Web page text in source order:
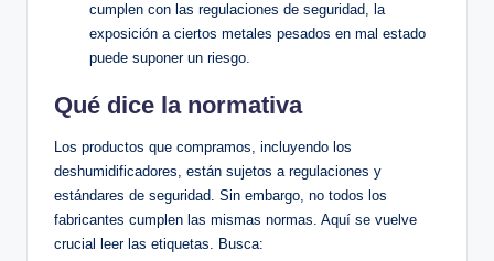
cumplen ⁣con las regulaciones de‍ seguridad, la
exposición a ciertos metales pesados en mal ‌estado
puede suponer un riesgo.
Qué dice​ la normativa
Los productos‌ que compramos, incluyendo los
‌deshumidificadores, están sujetos a regulaciones y
estándares de ​seguridad. Sin embargo, no todos​ los
fabricantes cumplen las mismas normas. Aquí se vuelve
crucial leer las etiquetas. Busca: